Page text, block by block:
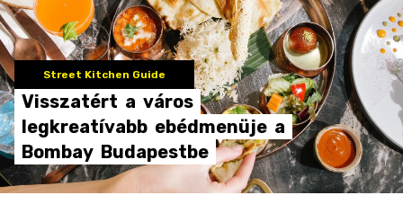
Street Kitchen Guide
Visszatért a város
legkreatívabb ebédmenüje a
Bombay Budapestbe